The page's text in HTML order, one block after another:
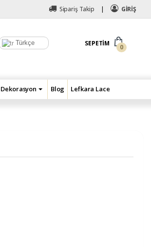
Sipariş Takip GİRİŞ
Türkçe SEPETIM
0
Dekorasyon Blog Lefkara Lace